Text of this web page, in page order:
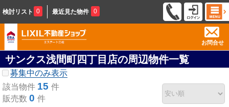
検討リスト 0 最近見た物件 0
お問合せ
サンクス浅間町四丁目店の周辺物件一覧
募集中のみ表示
該当物件 15 件
販売数 0 件